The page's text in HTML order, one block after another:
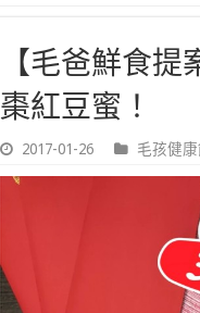
【毛爸鮮食
棗紅豆蜜！
2017-01-26 毛孩健